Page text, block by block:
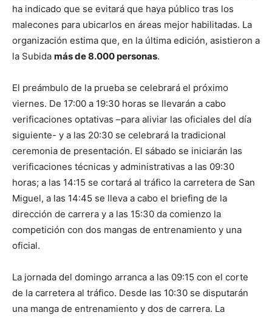
ha indicado que se evitará que haya público tras los
malecones para ubicarlos en áreas mejor habilitadas. La
organización estima que, en la última edición, asistieron a
la Subida más de 8.000 personas.
El preámbulo de la prueba se celebrará el próximo
viernes. De 17:00 a 19:30 horas se llevarán a cabo
verificaciones optativas –para aliviar las oficiales del día
siguiente- y a las 20:30 se celebrará la tradicional
ceremonia de presentación. El sábado se iniciarán las
verificaciones técnicas y administrativas a las 09:30
horas; a las 14:15 se cortará al tráfico la carretera de San
Miguel, a las 14:45 se lleva a cabo el briefing de la
dirección de carrera y a las 15:30 da comienzo la
competición con dos mangas de entrenamiento y una
oficial.
La jornada del domingo arranca a las 09:15 con el corte
de la carretera al tráfico. Desde las 10:30 se disputarán
una manga de entrenamiento y dos de carrera. La